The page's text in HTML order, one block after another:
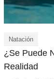
Natación
¿Se Puede
Realidad